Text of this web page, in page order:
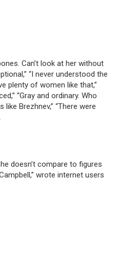
Can’t look at her without
“I never understood the
plenty of women like that,”
“Gray and ordinary. Who
like Brezhnev,” “There were
doesn’t compare to figures
wrote internet users